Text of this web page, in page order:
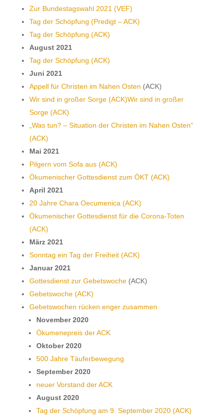
Zur Bundestagswahl 2021 (VEF)
Tag der Schöpfung (Predigt – ACK)
Tag der Schöpfung (ACK)
August 2021
Tag der Schöpfung (ACK)
Juni 2021
Appell für Christen im Nahen Osten (ACK)
Wir sind in großer Sorge (ACK)Wir sind in großer
Sorge (ACK)
„Was tun? – Situation der Christen im Nahen Osten“
(ACK)
Mai 2021
Pilgern vom Sofa aus (ACK)
Ökumenischer Gottesdienst zum ÖKT (ACK)
April 2021
20 Jahre Chara Oecumenica (ACK)
Ökumenischer Gottesdienst für die Corona-Toten
(ACK)
März 2021
Sonntag ein Tag der Freiheit (ACK)
Januar 2021
Gottesdienst zur Gebetswoche(ACK)
Gebetswoche (ACK)
Gebetswochen rücken enger zusammen
November 2020
Ökumenepreis der ACK
Oktober 2020
500 Jahre Täuferbewegung
September 2020
neuer Vorstand der ACK
August 2020
Tag der Schöpfung am 9. September 2020 (ACK)